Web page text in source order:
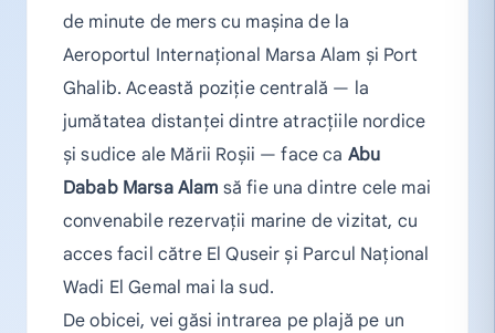
de minute de mers cu mașina de la
Aeroportul Internațional Marsa Alam și Port
Ghalib. Această poziție centrală — la
jumătatea distanței dintre atracțiile nordice
și sudice ale Mării Roșii — face ca Abu
Dabab Marsa Alam să fie una dintre cele mai
convenabile rezervații marine de vizitat, cu
acces facil către El Quseir și Parcul Național
Wadi El Gemal mai la sud.
De obicei, vei găsi intrarea pe plajă pe un